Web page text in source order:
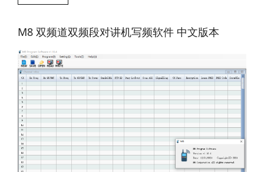
M8 双频道双频段对讲机写频软件 中文版本